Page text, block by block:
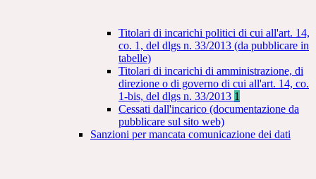
Titolari di incarichi politici di cui all'art. 14,
co. 1, del dlgs n. 33/2013 (da pubblicare in
tabelle)
Titolari di incarichi di amministrazione, di
direzione o di governo di cui all'art. 14, co.
1-bis, del dlgs n. 33/2013 1
Cessati dall'incarico (documentazione da
pubblicare sul sito web)
Sanzioni per mancata comunicazione dei dati